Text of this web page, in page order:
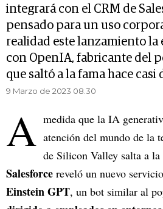
integrará con el CRM de
pensado para un uso
realidad este lanzamiento la
con OpenIA, fabricante del
que saltó a la fama hace casi
9 Marzo de 2023 08.30
A medida que la IA
atención del mundo de la
de Silicon Valley salta a la
Salesforce reveló un nuevo
Einstein GPT, un bot similar al